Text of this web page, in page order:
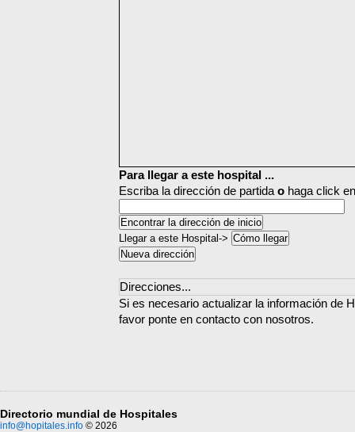
Para llegar a este hospital ...
Escriba la dirección de partida o haga click
Llegar a este Hospital->
Direcciones...
Si es necesario actualizar la información de
favor ponte en contacto con nosotros.
Directorio mundial de Hospitales
info@hopitales.info © 2026